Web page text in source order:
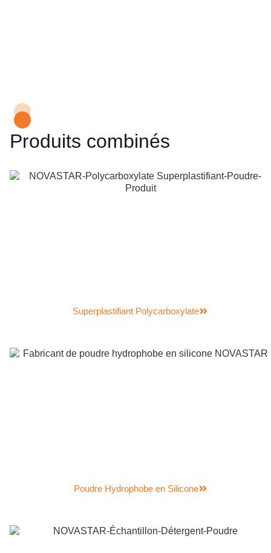
Produits combinés
Superplastifiant Polycarboxylate
Poudre Hydrophobe en Silicone